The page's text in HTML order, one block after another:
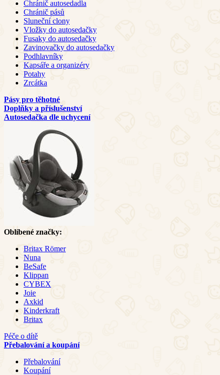
Chránič autosedadla
Chránič pásů
Sluneční clony
Vložky do autosedačky
Fusaky do autosedačky
Zavinovačky do autosedačky
Podhlavníky
Kapsáře a organizéry
Potahy
Zrcátka
Pásy pro těhotné
Doplňky a příslušenství
Autosedačka dle uchycení
Oblíbené značky:
Britax Römer
Nuna
BeSafe
Klippan
CYBEX
Joie
Axkid
Kinderkraft
Britax
Péče o dítě
Přebalování a koupání
Přebalování
Koupání